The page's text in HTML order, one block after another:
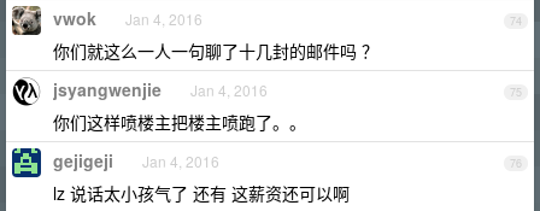
74
vwok Jan 4, 2016
你们就这么一人一句聊了十几封的邮件吗 ？
75
jsyangwenjie Jan 4, 2016
你们这样喷楼主把楼主喷跑了。。
76
gejigeji Jan 4, 2016
lz 说话太小孩气了 还有 这薪资还可以啊